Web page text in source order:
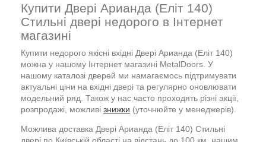
Купити Двері Арианда (Еліт 140)
Стильні двері недорого в Інтернет
магазині
Купити недорого якісні вхідні Двері Арианда (Еліт 140)
можна у нашому Інтернет магазині MetalDoors. У
нашому каталозі дверей ми намагаємось підтримувати
актуальні ціни на вхідні двері та регулярно оновлювати
модельний ряд. Також у нас часто проходять різні акції,
розпродажі, можливі знижки (уточнюйте у менеджерів).
Можлива доставка Двері Арианда (Еліт 140) Стильні